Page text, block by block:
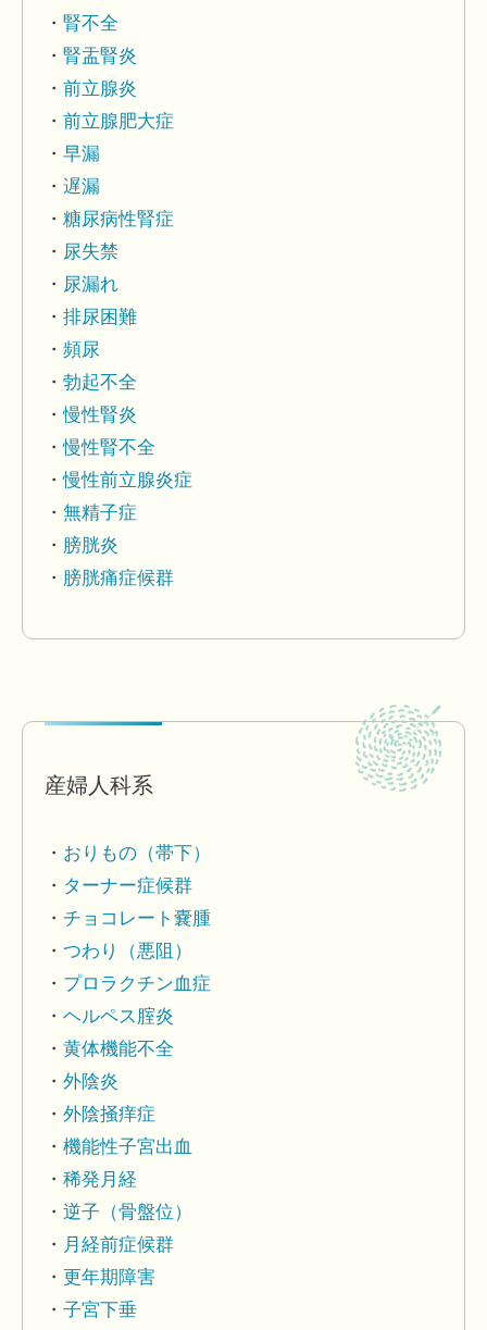
腎不全
腎盂腎炎
前立腺炎
前立腺肥大症
早漏
遅漏
糖尿病性腎症
尿失禁
尿漏れ
排尿困難
頻尿
勃起不全
慢性腎炎
慢性腎不全
慢性前立腺炎症
無精子症
膀胱炎
膀胱痛症候群
産婦人科系
おりもの（帯下）
ターナー症候群
チョコレート嚢腫
つわり（悪阻）
プロラクチン血症
ヘルペス腟炎
黄体機能不全
外陰炎
外陰掻痒症
機能性子宮出血
稀発月経
逆子（骨盤位）
月経前症候群
更年期障害
子宮下垂